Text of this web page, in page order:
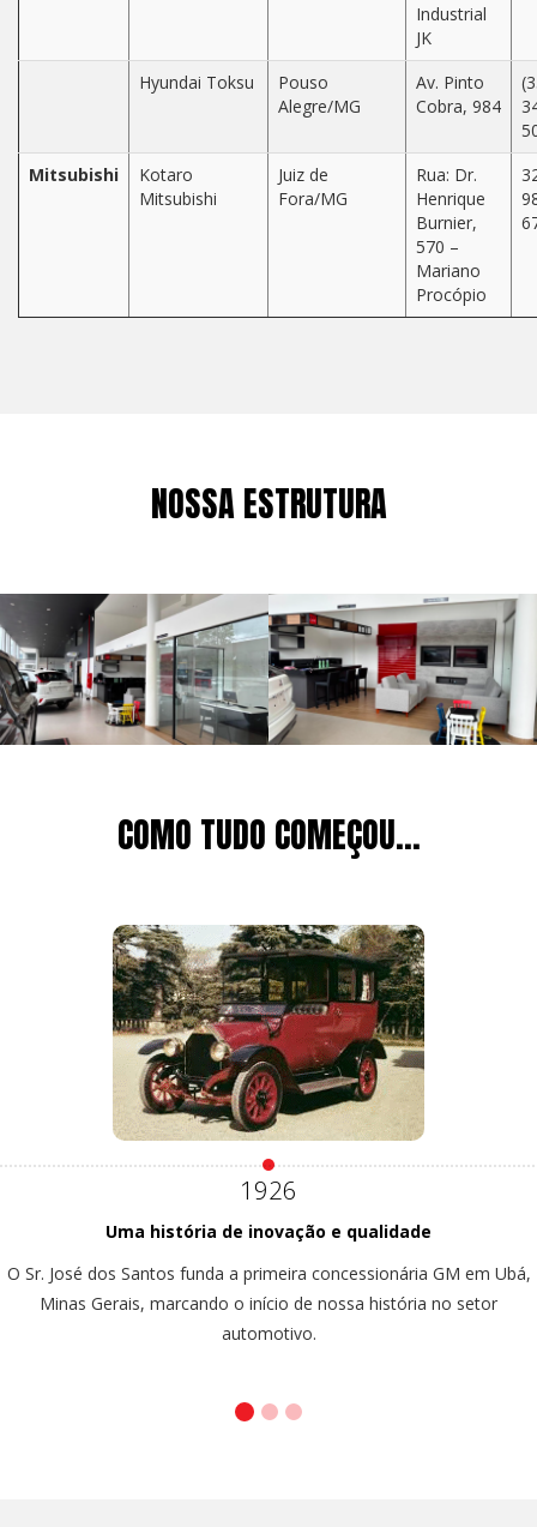
Industrial
JK
Hyundai Toksu
Pouso
Alegre/MG
Av. Pinto
Cobra, 984
Mitsubishi
Kotaro
Mitsubishi
Juiz de
Fora/MG
Rua: Dr.
Henrique
Burnier,
570 –
Mariano
Procópio
NOSSA ESTRUTURA
COMO TUDO COMEÇOU...
1926
Uma história de inovação e qualidade
O Sr. José dos Santos funda a primeira concessionária GM em Ubá,
Minas Gerais, marcando o início de nossa história no setor
automotivo.